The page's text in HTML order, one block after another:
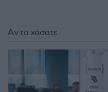
Αν τα χάσατε